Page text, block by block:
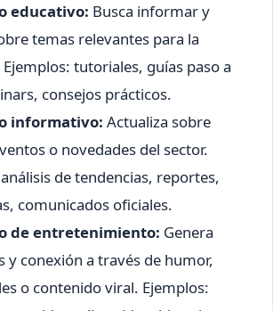
educativo: Busca informar y
temas relevantes para la
tutoriales, guías paso a
consejos prácticos.
informativo: Actualiza sobre
o novedades del sector.
de tendencias, reportes,
comunicados oficiales.
de entretenimiento: Genera
y conexión a través de humor,
o contenido viral. Ejemplos: